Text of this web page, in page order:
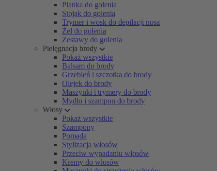
Pianka do golenia
Stojak do golenia
Trymer i wosk do depilacji nosa
Żel do golenia
Zestawy do golenia
Pielęgnacja brody
Pokaż wszystkie
Balsam do brody
Grzebień i szczotka do brody
Olejek do brody
Maszynki i trymery do brody
Mydło i szampon do brody
Włosy
Pokaż wszystkie
Szampony
Pomada
Stylizacja włosów
Przeciw wypadaniu włosów
Kremy do włosów